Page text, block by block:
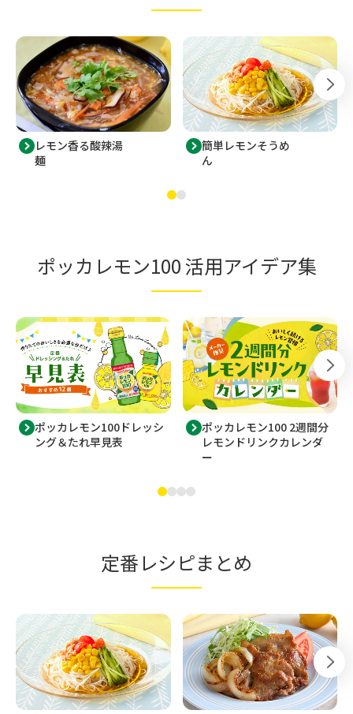
レモン香る酸辣湯
麺
簡単レモンそうめ
ん
ポッカレモン100 活用アイデア集
ポッカレモン100ドレッシ
ング＆たれ早見表
ポッカレモン100 2週間分
レモンドリンクカレンダ
ー
定番レシピまとめ